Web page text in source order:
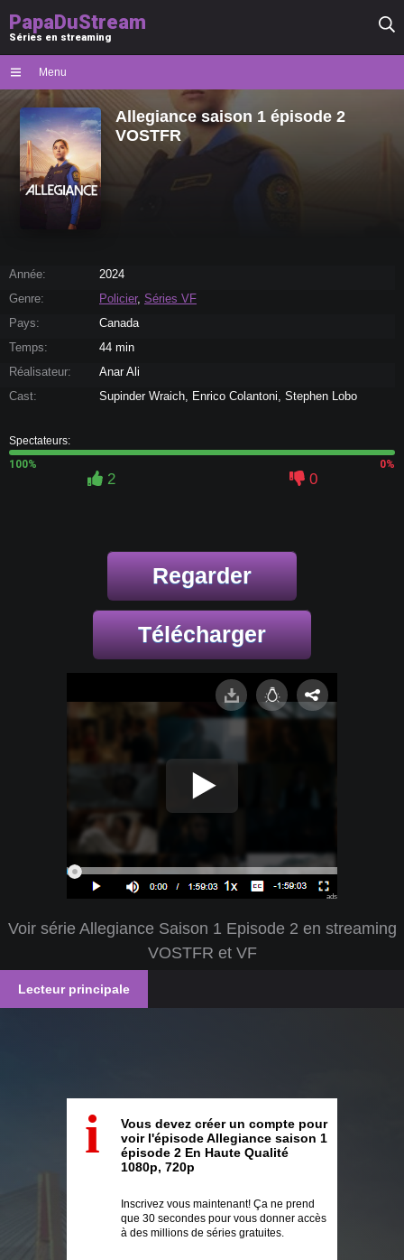
PapaDuStream
Séries en streaming
Menu
Allegiance saison 1 épisode 2
VOSTFR
Année:
2024
Genre:
Policier, Séries VF
Pays:
Canada
Temps:
44 min
Réalisateur:
Anar Ali
Cast:
Supinder Wraich, Enrico Colantoni, Stephen Lobo
Spectateurs:
100%
0%
2 0
Regarder
Télécharger
ads
Voir série Allegiance Saison 1 Episode 2 en streaming
VOSTFR et VF
Lecteur principale
i
Vous devez créer un compte pour
voir l'épisode Allegiance saison 1
épisode 2 En Haute Qualité
1080p, 720p
Inscrivez vous maintenant! Ça ne prend
que 30 secondes pour vous donner accès
à des millions de séries gratuites.